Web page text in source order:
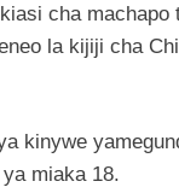
cha
la kijiji cha
kinywe
miaka 18.